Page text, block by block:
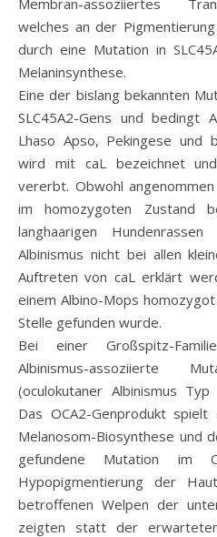
Membran-assoziiertes
welches an der
durch eine Mutation in
Melaninsynthese.
Eine der bislang bekannten
SLC45A2-Gens und bedingt
Lhaso Apso, Pekingese und
wird mit caL bezeichnet
vererbt. Obwohl
im homozygoten Zustand
langhaarigen
Albinismus nicht bei allen
Auftreten von caL erklärt
einem Albino-Mops
Stelle gefunden wurde.
Bei einer Großspitz-
Albinismus-assoziierte
(oculokutaner Albinismus
Das OCA2-Genprodukt
Melanosom-Biosynthese und
gefundene Mutation im
Hypopigmentierung der
betroffenen Welpen der
zeigten statt der